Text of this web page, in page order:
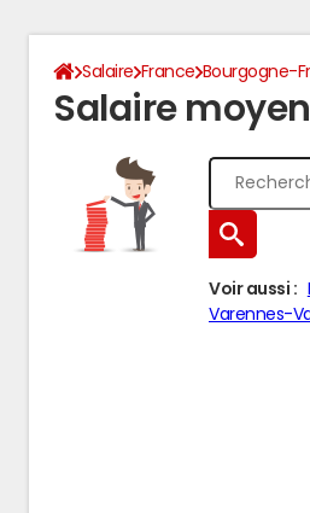
Salaire France Bourgogne-
Salaire
Voir aussi :
Varennes-